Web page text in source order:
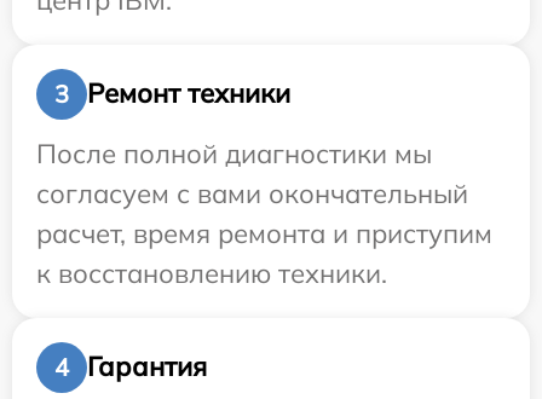
3
Ремонт техники
После полной диагностики мы
согласуем с вами окончательный
расчет, время ремонта и приступим
к восстановлению техники.
4
Гарантия